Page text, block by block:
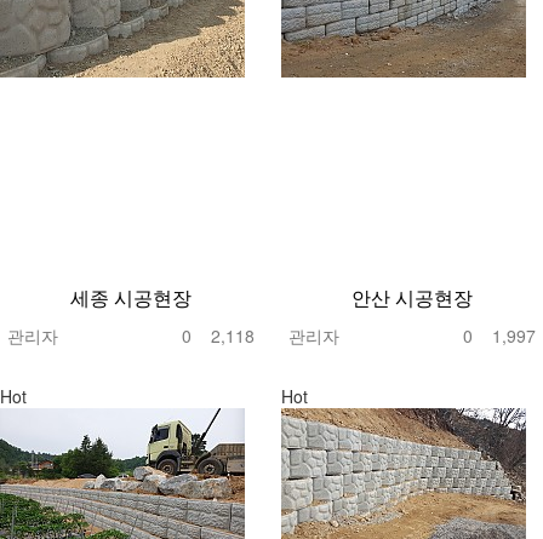
세종 시공현장
관리자 02,118
안산 시공현장
관리자 0 1,997
Hot Hot